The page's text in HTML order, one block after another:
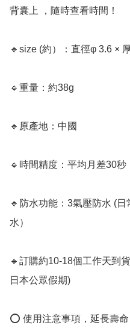
背囊上 ，隨時查看時間！
🔹size (約）：直徑φ 3.6 ×
🔹重量：約38g
🔹原產地：中國
🔹時間精度：平均月差30秒
🔹防水功能：3氣壓防水 (
水）
🔹訂購約10-18個工作天到
日本公眾假期) ﻿
⭕️ 使用注意事項，延長壽命